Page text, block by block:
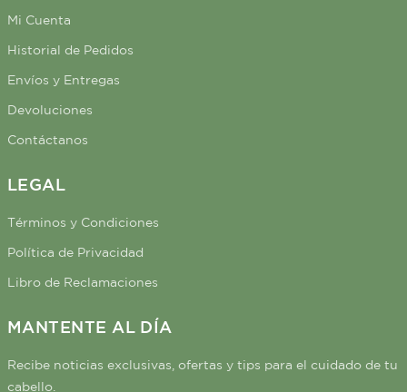
Mi Cuenta
Historial de Pedidos
Envíos y Entregas
Devoluciones
Contáctanos
LEGAL
Términos y Condiciones
Política de Privacidad
Libro de Reclamaciones
MANTENTE AL DÍA
Recibe noticias exclusivas, ofertas y tips para el cuidado de tu
cabello.